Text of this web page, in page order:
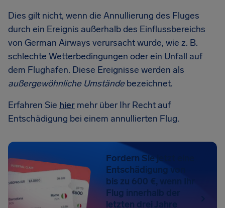
Dies gilt nicht, wenn die Annullierung des Fluges
durch ein Ereignis außerhalb des Einflussbereichs
von German Airways verursacht wurde, wie z. B.
schlechte Wetterbedingungen oder ein Unfall auf
dem Flughafen. Diese Ereignisse werden als
außergewöhnliche Umständebezeichnet.
Erfahren Sie hier mehr über Ihr Recht auf
Entschädigung bei einem annullierten Flug.
Fordern Sie jetzt eine
Entschädigung von
bis zu 600 €, wenn Ihr
Flug innerhalb der
letzten drei Jahre